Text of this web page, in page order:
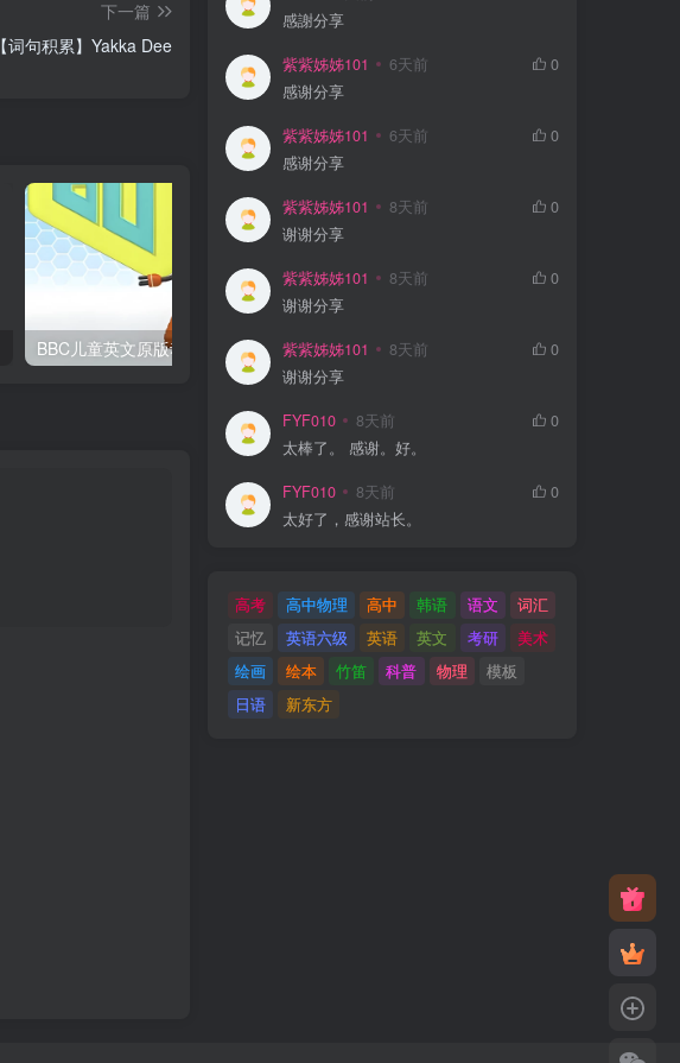
下一篇
【词句积累】Yakka Dee
BBC儿童英文原版动画《Spot Bots 三个机器人》 BBC出品英语启蒙亲子动画《布鲁伊 Bluey (1-3季音视频+迷你剧+台词本) 》
感謝分享
紫紫姊姊101 6天前
0
感谢分享
紫紫姊姊101 6天前
0
感谢分享
紫紫姊姊101 8天前
0
谢谢分享
紫紫姊姊101 8天前
0
谢谢分享
紫紫姊姊101 8天前
0
谢谢分享
FYF010 8天前
0
太棒了。 感谢。好。
FYF010 8天前
0
太好了，感谢站长。
高考 高中物理 高中 韩语 语文
词汇
记忆
英语六级 英语 英文 考研
美术
绘画
绘本 竹笛 科普 物理
模板
日语
新东方